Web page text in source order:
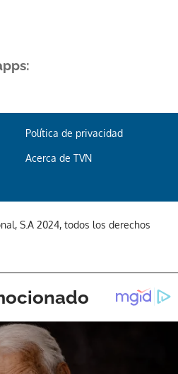
Política de privacidad
Acerca de TVN
S.A 2024, todos los derechos